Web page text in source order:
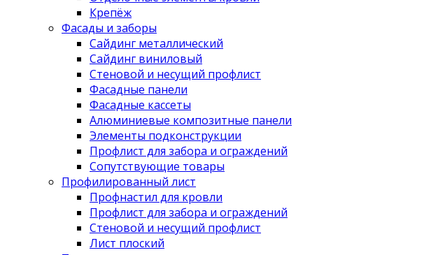
Крепёж
Фасады и заборы
Сайдинг металлический
Сайдинг виниловый
Стеновой и несущий профлист
Фасадные панели
Фасадные кассеты
Алюминиевые композитные панели
Элементы подконструкции
Профлист для забора и ограждений
Сопутствующие товары
Профилированный лист
Профнастил для кровли
Профлист для забора и ограждений
Стеновой и несущий профлист
Лист плоский